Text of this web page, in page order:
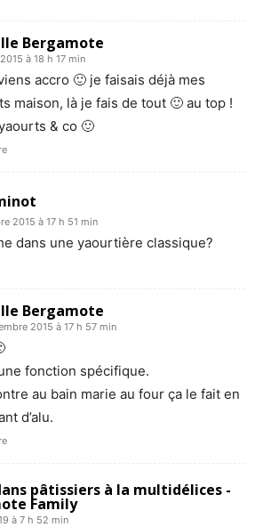
Bergamote
à 18 h 17 min
accro 🙂 je faisais déjà mes
maison, là je fais de tout 🙂 au top !
& co 🙂
2015 à 17 h 51 min
dans une yaourtière classique?
Bergamote
2015 à 17 h 57 min
fonction spécifique.
au bain marie au four ça le fait en
d’alu.
pâtissiers à la multidélices -
Family
à 7 h 52 min